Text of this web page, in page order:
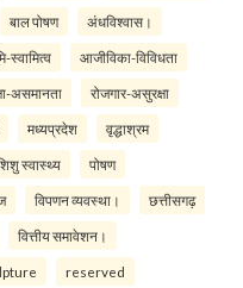
बाल पोषण अंधविश्वास।
स्वामित्व आजीविका-विविधता
असमानता रोजगार-असुरक्षा
मध्यप्रदेश वृद्धाश्रम
स्वास्थ्य पोषण
विपणन व्यवस्था। छत्तीसगढ़
वित्तीय समावेशन।
reserved